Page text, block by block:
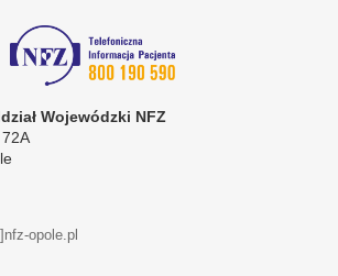
Wojewódzki NFZ
opole.pl